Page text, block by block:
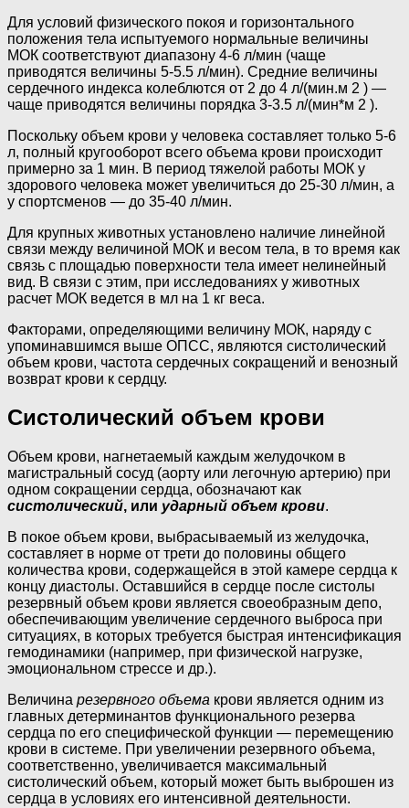
Для условий физического покоя и горизонтального
положения тела испытуемого нормальные величины
МОК соответствуют диапазону 4-6 л/мин (чаще
приводятся величины 5-5.5 л/мин). Средние ве­личины
сердечного индекса колеблются от 2 до 4 л/(мин.м 2 ) —
чаще приводятся величины порядка 3-3.5 л/(мин*м 2 ).
Поскольку объем крови у человека составляет только 5-6
л, полный кругооборот всего объема крови происходит
примерно за 1 мин. В период тяжелой работы МОК у
здорового человека может увеличиться до 25-30 л/мин, а
у спортсменов — до 35-40 л/мин.
Для крупных животных установлено наличие линейной
связи между величиной МОК и весом тела, в то время как
связь с площадью поверхности тела имеет нелинейный
вид. В связи с этим, при исследованиях у животных
расчет МОК ведется в мл на 1 кг веса.
Факторами, определяющими величину МОК, наряду с
упоминав­шимся выше ОПСС, являются систолический
объем крови, частота сердечных сокращений и венозный
возврат крови к сердцу.
Систолический объем крови
Объем крови, нагнетаемый каждым желудочком в
магистральный сосуд (аорту или легочную артерию) при
одном сокращении сердца, обозначают как
систолический, или ударный объем крови.
В покое объем крови, выбрасываемый из желудочка,
составляет в норме от трети до половины общего
количества крови, содержа­щейся в этой камере сердца к
концу диастолы. Оставшийся в сердце после систолы
резервный объем крови является своеобразным депо,
обеспечивающим увеличение сердечного выброса при
ситуаци­ях, в которых требуется быстрая интенсификация
гемодинамики (на­пример, при физической нагрузке,
эмоциональном стрессе и др.).
Величина резервного объема крови является одним из
главных детерминантов функционального резерва
сердца по его специфичес­кой функции — перемещению
крови в системе. При увеличении резервного объема,
соответственно, увеличивается максимальный
систолический объем, который может быть выброшен из
сердца в условиях его интенсивной деятельности.